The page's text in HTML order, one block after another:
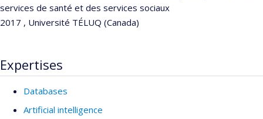
services de santé et des services sociaux
2017 , Université TÉLUQ (Canada)
Expertises
Databases
Artificial intelligence